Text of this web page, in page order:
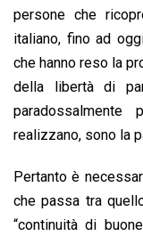
persone che
italiano, fino ad
che hanno reso la
della libertà di
realizzano, sono la
Pertanto è
che passa tra
“continuità di